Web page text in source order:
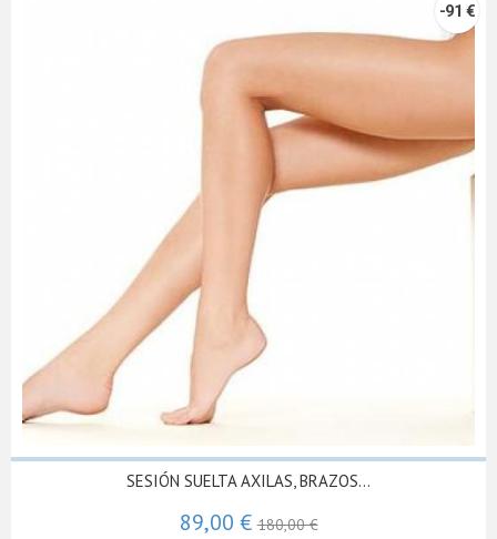
-91 €
SESIÓN SUELTA AXILAS, BRAZOS...
89,00 €180,00 €